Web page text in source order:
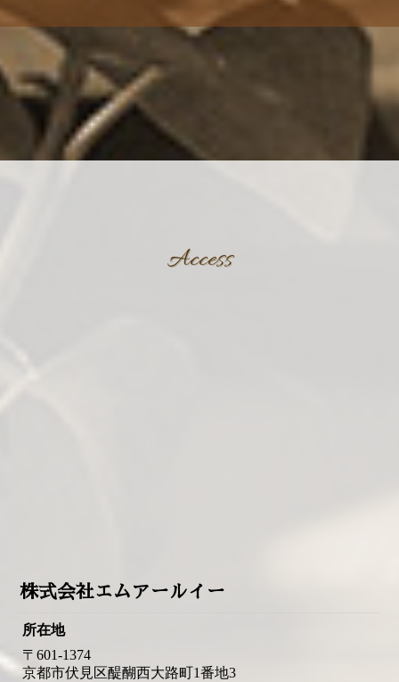
Access
株式会社エムアールイー
所在地
〒601-1374
京都市伏見区醍醐西大路町1番地3